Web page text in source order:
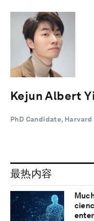
Kejun Albert
PhD Candidate,
最热内容